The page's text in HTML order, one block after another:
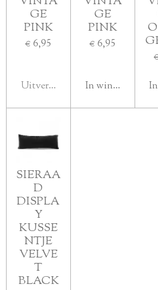
GE
PINK
€ 6,95
Uitverkocht
GE
PINK
€ 6,95
In winkelwagen
SIERAA
D
DISPLA
Y
KUSSE
NTJE
VELVE
T
BLACK